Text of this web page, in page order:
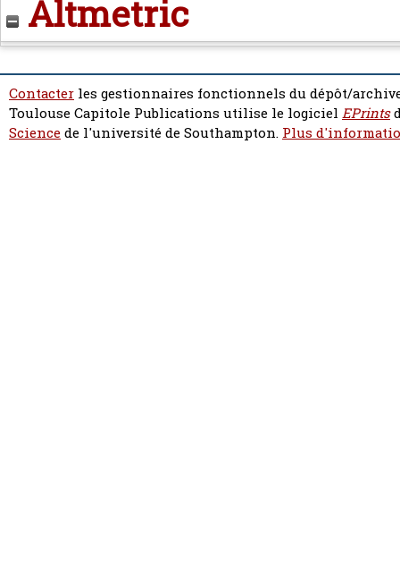
Altmetric
Contacter les gestionnaires fonctionnels du dépôt/
Toulouse Capitole Publications utilise le logiciel EPrints
Sciencede l'université de Southampton. Plus